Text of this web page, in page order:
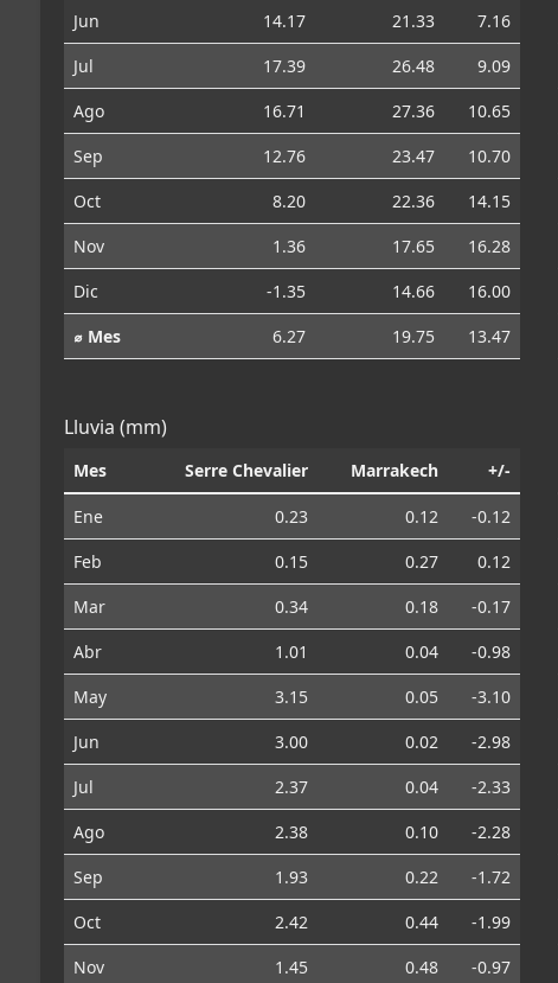
Jun
14.17 21.33
7.16
Jul
17.39 26.48
9.09
Ago
16.71 27.36
10.65
Sep
12.76 23.47
10.70
Oct
8.20 22.36
14.15
Nov
1.36 17.65
16.28
Dic
-1.35 14.66
16.00
⌀ Mes
6.27 19.75 13.47
Lluvia (mm)
Mes Serre Chevalier Marrakech +/-
Ene 0.23 0.12
-0.12
Feb
0.15 0.27
0.12
Mar
0.34 0.18
-0.17
Abr
1.01 0.04
-0.98
May
3.15 0.05
-3.10
Jun
3.00 0.02
-2.98
Jul
2.37 0.04
-2.33
Ago
2.38 0.10
-2.28
Sep
1.93 0.22
-1.72
Oct
2.42 0.44
-1.99
Nov
1.45 0.48 -0.97